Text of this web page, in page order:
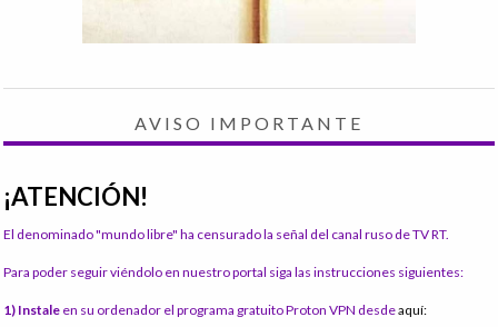
AVISO IMPORTANTE
¡ATENCIÓN!
El denominado "mundo libre" ha censurado la señal del canal ruso de TV RT.
Para poder seguir viéndolo en nuestro portal siga las instrucciones siguientes:
1) Instale en su ordenador el programa gratuito Proton VPN desdeaquí: